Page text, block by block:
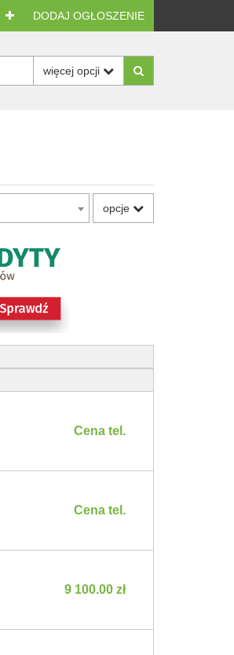
DODAJ OGŁOSZENIE
więcej opcji
opcje
Cena tel.
Cena tel.
9 100.00 zł